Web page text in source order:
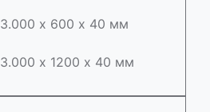
3.000 х 600 х 40 мм
3.000 х 1200 х 40 мм